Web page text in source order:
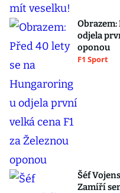
odjela
oponou
F1 Sport
Šéf
Zamíří